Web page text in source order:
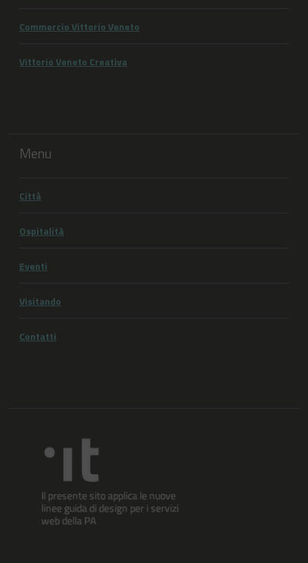
Commercio Vittorio Veneto
Vittorio Veneto Creativa
Menu
Città
Ospitalità
Eventi
Visitando
Contatti